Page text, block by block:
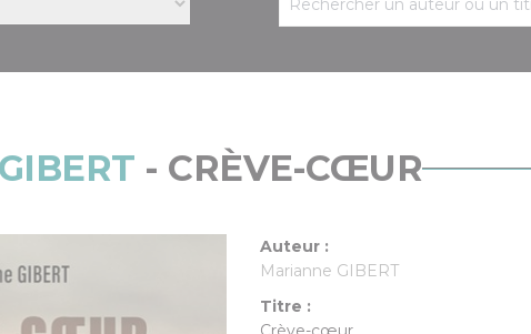
- CRÈVE-CŒUR
Auteur :
Marianne GIBERT
Titre :